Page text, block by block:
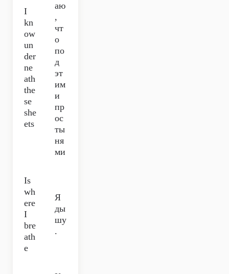
I
kn
ow
un
der
ne
ath
the
se
she
ets
аю
,
чт
о
по
д
эт
им
и
пр
ос
ты
ня
ми
Is
wh
ere
I
bre
ath
e
Я
ды
шу
.